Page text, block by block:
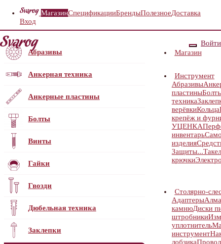
МагазинСпецификацииБрендыПолезноеДоставка
Вход
Войти
Абразивы
Анкерная техника
Анкерные пластины
Болты
Винты
Гайки
Гвозди
Дюбельная техника
Заклепки
Магазин
Инструмент
Абразивы
пластины
техника
верёвкиКольца
крепёж и
УЦЕНКА
инвентарь
изделия
Защиты...
крючки
Столярно-
Адаптеры
камнюДиски
штробники
уплотнитель
инструмент
лобзика